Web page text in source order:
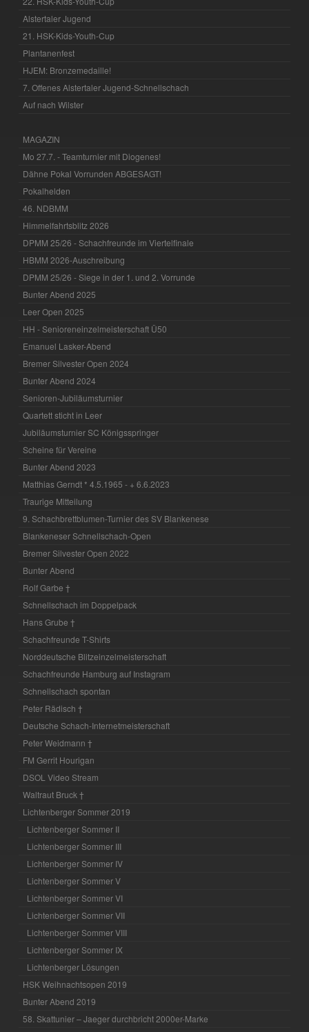
Alstertaler Jugend
21. HSK-Kids-Youth-Cup
Plantanenfest
HJEM: Bronzemedaille!
7. Offenes Alstertaler Jugend-Schnellschach
Auf nach Wilster
MAGAZIN
Mo 27.7. - Teamturnier mit Diogenes!
Dähne Pokal Vorrunden ABGESAGT!
Pokalhelden
46. NDBMM
Himmelfahrtsblitz 2026
DPMM 25/26 - Schachfreunde im Viertelfinale
HBMM 2026-Auschreibung
DPMM 25/26 - Siege in der 1. und 2. Vorrunde
Bunter Abend 2025
Leer Open 2025
HH - Senioreneinzelmeisterschaft Ü50
Emanuel Lasker-Abend
Bremer Silvester Open 2024
Bunter Abend 2024
Senioren-Jubiläumsturnier
Quartett sticht in Leer
Jubiläumsturnier SC Königsspringer
Scheine für Vereine
Bunter Abend 2023
Matthias Gerndt * 4.5.1965 - + 6.6.2023
Traurige Mitteilung
9. Schachbrettblumen-Turnier des SV Blankenese
Blankeneser Schnellschach-Open
Bremer Silvester Open 2022
Bunter Abend
Rolf Garbe †
Schnellschach im Doppelpack
Hans Grube †
Schachfreunde T-Shirts
Norddeutsche Blitzeinzelmeisterschaft
Schachfreunde Hamburg auf Instagram
Schnellschach spontan
Peter Rädisch †
Deutsche Schach-Internetmeisterschaft
Peter Weidmann †
FM Gerrit Hourigan
DSOL Video Stream
Waltraut Bruck †
Lichtenberger Sommer 2019
Lichtenberger Sommer II
Lichtenberger Sommer III
Lichtenberger Sommer IV
Lichtenberger Sommer V
Lichtenberger Sommer VI
Lichtenberger Sommer VII
Lichtenberger Sommer VIII
Lichtenberger Sommer IX
Lichtenberger Lösungen
HSK Weihnachtsopen 2019
Bunter Abend 2019
58. Skattunier – Jaeger durchbricht 2000er-Marke